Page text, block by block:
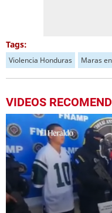
Tags:
Violencia Honduras Maras
VIDEOS